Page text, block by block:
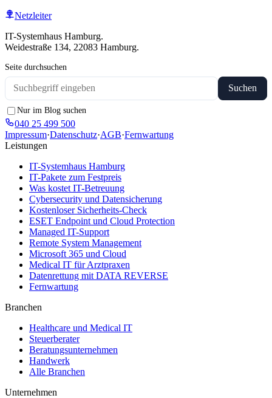
Netzleiter
IT-Systemhaus Hamburg.
Weidestraße 134, 22083 Hamburg.
Seite durchsuchen
Suchen
Nur im Blog suchen
040 25 499 500
Impressum·Datenschutz·AGB·Fernwartung
Leistungen
IT-Systemhaus Hamburg
IT-Pakete zum Festpreis
Was kostet IT-Betreuung
Cybersecurity und Datensicherung
Kostenloser Sicherheits-Check
ESET Endpoint und Cloud Protection
Managed IT-Support
Remote System Management
Microsoft 365 und Cloud
Medical IT für Arztpraxen
Datenrettung mit DATA REVERSE
Fernwartung
Branchen
Healthcare und Medical IT
Steuerberater
Beratungsunternehmen
Handwerk
Alle Branchen
Unternehmen